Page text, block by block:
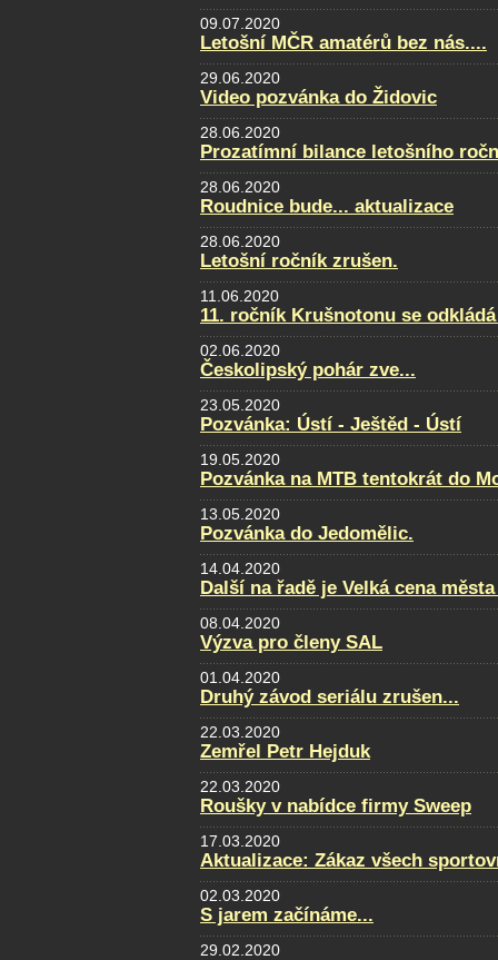
09.07.2020
Letošní MČR amatérů bez nás....
29.06.2020
Video pozvánka do Židovic
28.06.2020
Prozatímní bilance letošního
28.06.2020
Roudnice bude... aktualizace
28.06.2020
Letošní ročník zrušen.
11.06.2020
11. ročník Krušnotonu se
02.06.2020
Českolipský pohár zve...
23.05.2020
Pozvánka: Ústí - Ještěd - Ústí
19.05.2020
Pozvánka na MTB tentokrát do
13.05.2020
Pozvánka do Jedomělic.
14.04.2020
Další na řadě je Velká cena
08.04.2020
Výzva pro členy SAL
01.04.2020
Druhý závod seriálu zrušen...
22.03.2020
Zemřel Petr Hejduk
22.03.2020
Roušky v nabídce firmy Sweep
17.03.2020
Aktualizace: Zákaz všech
02.03.2020
S jarem začínáme...
29.02.2020